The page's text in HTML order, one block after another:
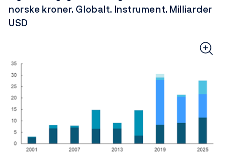
norske kroner. Globalt. Instrument. Milliarder
USD